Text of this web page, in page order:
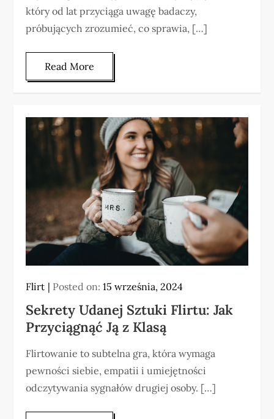
który od lat przyciąga uwagę badaczy,
próbujących zrozumieć, co sprawia, […]
Read More
Flirt Posted on:15 września, 2024
Sekrety Udanej Sztuki Flirtu: Jak
Przyciągnąć Ją z Klasą
Flirtowanie to subtelna gra, która wymaga
pewności siebie, empatii i umiejętności
odczytywania sygnałów drugiej osoby. […]